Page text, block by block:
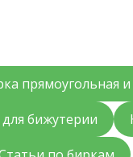
прямоугольная
бижутерии